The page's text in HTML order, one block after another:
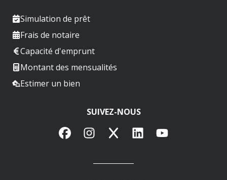
Simulation de prêt
Frais de notaire
Capacité d'emprunt
Montant des mensualités
Estimer un bien
SUIVEZ-NOUS
FacebookInstagram
X LinkedInYouTube